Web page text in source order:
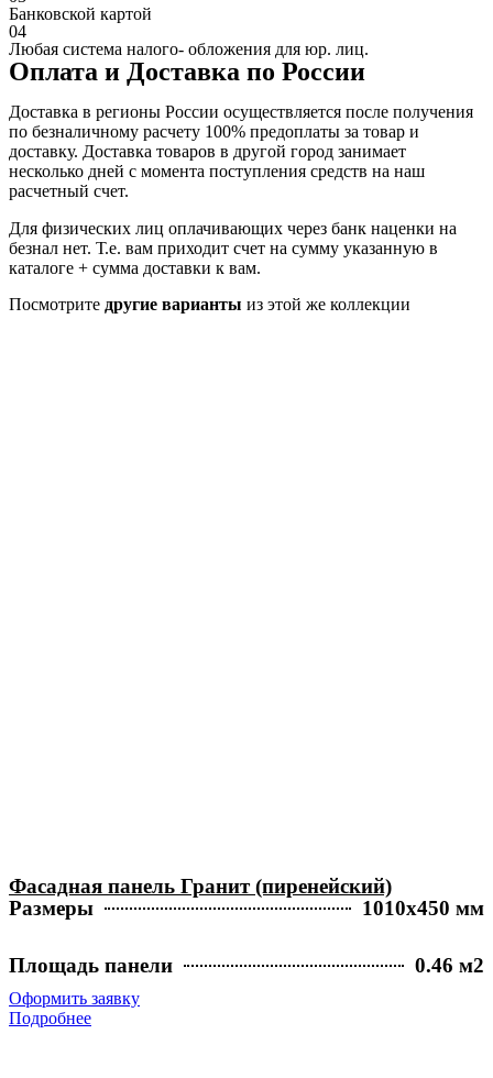
Банковской картой
04
Любая система налого- обложения для юр. лиц.
Оплата и Доставка по России
Доставка в регионы России осуществляется после получения
по безналичному расчету 100% предоплаты за товар и
доставку. Доставка товаров в другой город занимает
несколько дней с момента поступления средств на наш
расчетный счет.
Для физических лиц оплачивающих через банк наценки на
безнал нет. Т.е. вам приходит счет на сумму указанную в
каталоге + сумма доставки к вам.
Посмотрите другие варианты из этой же коллекции
Фасадная панель Гранит (пиренейский)
Размеры
1010х450 мм
Площадь панели 0.46 м2
Оформить заявку
Подробнее